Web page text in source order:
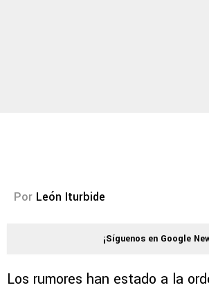
Por León Iturbide
¡Síguenos en Google
Los rumores han estado a la